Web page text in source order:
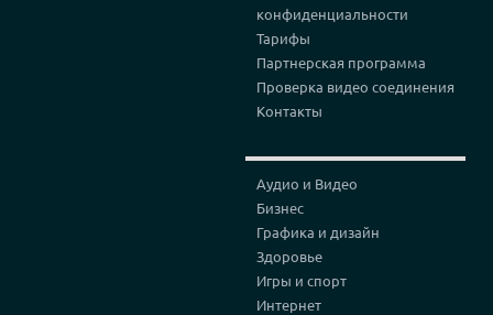
конфиденциальности
Тарифы
Партнерская программа
Проверка видео соединения
Контакты
Аудио и Видео
Бизнес
Графика и дизайн
Здоровье
Игры и спорт
Интернет